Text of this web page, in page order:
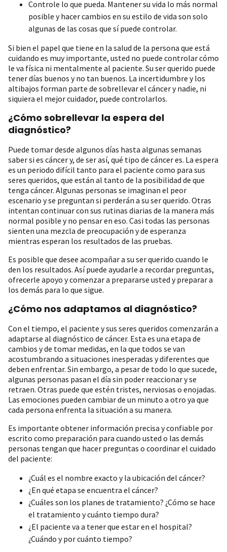
Controle lo que pueda. Mantener su vida lo más normal
posible y hacer cambios en su estilo de vida son solo
algunas de las cosas que sí puede controlar.
Si bien el papel que tiene en la salud de la persona que está
cuidando es muy importante, usted no puede controlar cómo
le va física ni mentalmente al paciente. Su ser querido puede
tener días buenos y no tan buenos. La incertidumbre y los
altibajos forman parte de sobrellevar el cáncer y nadie, ni
siquiera el mejor cuidador, puede controlarlos.
¿Cómo sobrellevar la espera del
diagnóstico?
Puede tomar desde algunos días hasta algunas semanas
saber si es cáncer y, de ser así, qué tipo de cáncer es. La espera
es un periodo difícil tanto para el paciente como para sus
seres queridos, que están al tanto de la posibilidad de que
tenga cáncer. Algunas personas se imaginan el peor
escenario y se preguntan si perderán a su ser querido. Otras
intentan continuar con sus rutinas diarias de la manera más
normal posible y no pensar en eso. Casi todas las personas
sienten una mezcla de preocupación y de esperanza
mientras esperan los resultados de las pruebas.
Es posible que desee acompañar a su ser querido cuando le
den los resultados. Así puede ayudarle a recordar preguntas,
ofrecerle apoyo y comenzar a prepararse usted y preparar a
los demás para lo que sigue.
¿Cómo nos adaptamos al diagnóstico?
Con el tiempo, el paciente y sus seres queridos comenzarán a
adaptarse al diagnóstico de cáncer. Esta es una etapa de
cambios y de tomar medidas, en la que todos se van
acostumbrando a situaciones inesperadas y diferentes que
deben enfrentar. Sin embargo, a pesar de todo lo que sucede,
algunas personas pasan el día sin poder reaccionar y se
retraen. Otras puede que estén tristes, nerviosas o enojadas.
Las emociones pueden cambiar de un minuto a otro ya que
cada persona enfrenta la situación a su manera.
Es importante obtener información precisa y confiable por
escrito como preparación para cuando usted o las demás
personas tengan que hacer preguntas o coordinar el cuidado
del paciente:
¿Cuál es el nombre exacto y la ubicación del cáncer?
¿En qué etapa se encuentra el cáncer?
¿Cuáles son los planes de tratamiento? ¿Cómo se hace
el tratamiento y cuánto tiempo dura?
¿El paciente va a tener que estar en el hospital?
¿Cuándo y por cuánto tiempo?